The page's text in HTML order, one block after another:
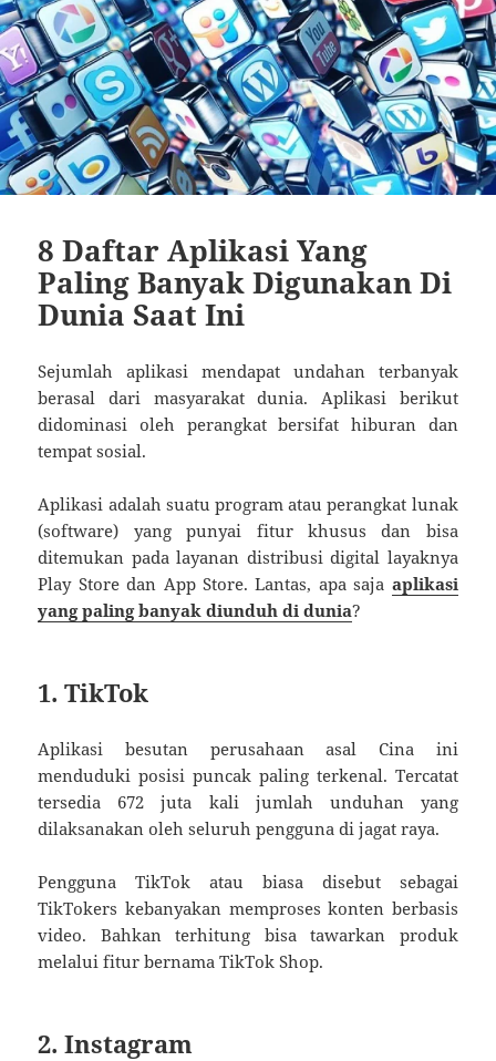
8 Daftar Aplikasi Yang
Paling Banyak Digunakan Di
Dunia Saat Ini
Sejumlah aplikasi mendapat undahan terbanyak
berasal dari masyarakat dunia. Aplikasi berikut
didominasi oleh perangkat bersifat hiburan dan
tempat sosial.
Aplikasi adalah suatu program atau perangkat lunak
(software) yang punyai fitur khusus dan bisa
ditemukan pada layanan distribusi digital layaknya
Play Store dan App Store. Lantas, apa saja aplikasi
yang paling banyak diunduh di dunia?
1. TikTok
Aplikasi besutan perusahaan asal Cina ini
menduduki posisi puncak paling terkenal. Tercatat
tersedia 672 juta kali jumlah unduhan yang
dilaksanakan oleh seluruh pengguna di jagat raya.
Pengguna TikTok atau biasa disebut sebagai
TikTokers kebanyakan memproses konten berbasis
video. Bahkan terhitung bisa tawarkan produk
melalui fitur bernama TikTok Shop.
2. Instagram